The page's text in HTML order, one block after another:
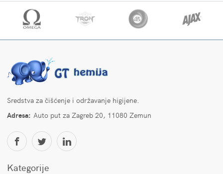
Sredstva za čišćenje i održavanje higijene.
Adresa: Auto put za Zagreb 20, 11080 Zemun
Kategorije